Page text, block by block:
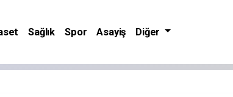
Sağlık Spor Asayiş Diğer